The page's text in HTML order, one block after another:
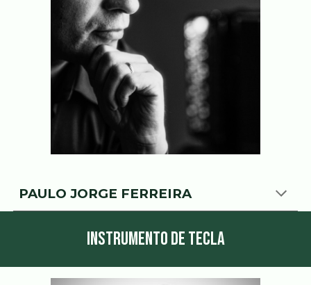
PAULO JORGE FERREIRA
INSTRUMENTO DE TECLA